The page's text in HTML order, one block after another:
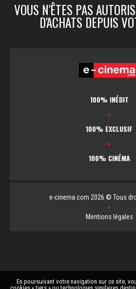
En poursuivant votre navigation sur ce site,
VOUS N'ÊTES PAS
D'ACHATS DEPUIS
100% INÉDIT
▪
100% EXCLUSIF
▪
100% CINÉMA
e-cinema.com 2026 © Tous
▪
Mentions légales